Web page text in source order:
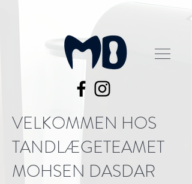
VELKOMMEN HOS
TANDLÆGETEAMET
MOHSEN DASDAR